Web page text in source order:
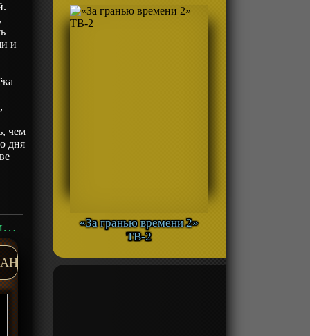
и
чем
дня
Аниме «Раб спецотряда демонического города» ТВ-1 смотреть онлайн
AH
«За гранью времени 2»
ТВ-2